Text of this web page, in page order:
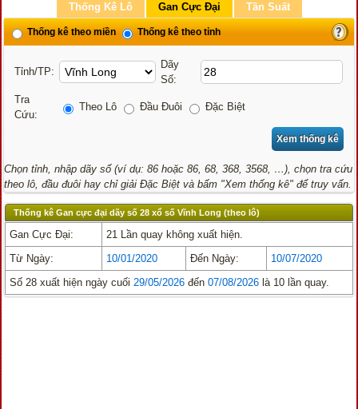
Thống Kê Lô Gan Cực Đại Tần Suất
Thống kê theo miền Thống kê theo tỉnh
Tỉnh/TP:
Dãy
Số:
Tra
Cứu:
Theo Lô Đầu Đuôi Đặc Biệt
Chọn tỉnh, nhập dãy số (ví dụ: 86 hoặc 86, 68, 368, 3568, …), chọn tra cứu
theo lô, đầu đuôi hay chỉ giải Đặc Biệt và bấm "Xem thống kê" để truy vấn.
Thống kê Gan cực đại dãy số 28 xổ số Vĩnh Long (theo lô)
Gan Cực Đại:
21 Lần quay không xuất hiện.
Từ Ngày:
10/01/2020 Đến Ngày:
10/07/2020
Số 28 xuất hiện ngày cuối 29/05/2026 đến 07/08/2026 là 10 lần quay.